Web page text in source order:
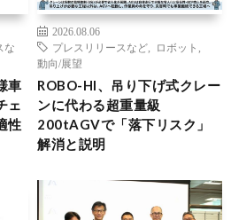
な
車
ェ
性
2026.08.06
プレスリリースなど
ロボット
動向/展望
ROBO-HI、吊り下げ式クレー
ンに代わる超重量級
200tAGVで「落下リスク」
解消と説明